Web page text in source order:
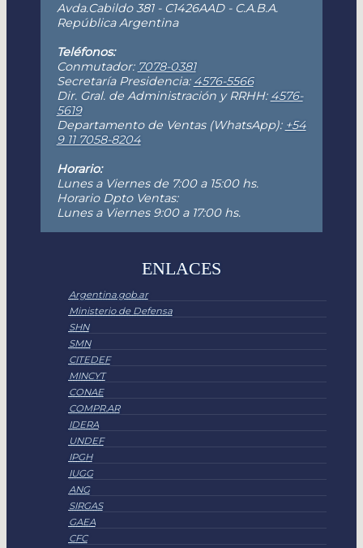
Avda.Cabildo 381 - C1426AAD - C.A.B.A.
República Argentina
Teléfonos:
Conmutador: 7078-0381
Secretaría Presidencia: 4576-5566
Dir. Gral. de Administración y RRHH: 4576-
5619
Departamento de Ventas (WhatsApp): +54
9 11 7058-8204
Horario:
Lunes a Viernes de 7:00 a 15:00 hs.
Horario Dpto Ventas:
Lunes a Viernes 9:00 a 17:00 hs.
ENLACES
Argentina.gob.ar
Ministerio de Defensa
SHN
SMN
CITEDEF
MINCYT
CONAE
COMPR.AR
IDERA
UNDEF
IPGH
IUGG
ANG
SIRGAS
GAEA
CFC